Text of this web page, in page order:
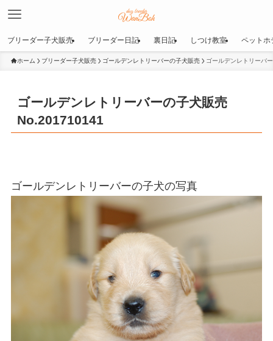
ブリーダー子犬販売 ブリーダー日記 裏日記 しつけ教室 ペットホ
ホーム ブリーダー子犬販売 ゴールデンレトリーバーの子犬販売 ゴールデンレトリーバ
ゴールデンレトリーバーの子犬販売
No.201710141
ゴールデンレトリーバーの子犬の写真